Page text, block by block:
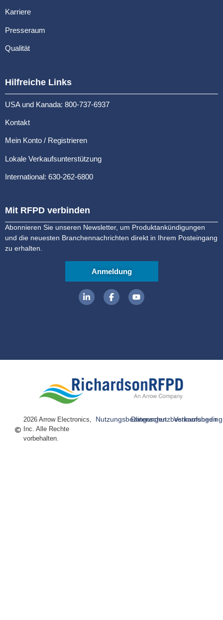
Karriere
Presseraum
Qualität
Hilfreiche Links
USA und Kanada: 800-737-6937
Kontakt
Mein Konto / Registrieren
Lokale Verkaufsunterstützung
International: 630-262-6800
Mit RFPD verbinden
Abonnieren Sie unseren Newsletter, um Produktankündigungen
und die neuesten Branchennachrichten direkt in Ihrem Posteingang
zu erhalten.
Anmeldung
2026 Arrow Electronics,
Inc. Alle Rechte
vorbehalten.
NutzungsbedingungenDatenschutzbestimmungen